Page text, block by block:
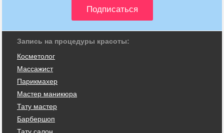
Запись на процедуры красоты:
Косметолог
Массажист
Парикмахер
Мастер маникюра
Тату мастер
Барбершоп
Тату салон